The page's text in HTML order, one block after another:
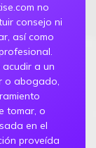
no
consejo ni
así como
a un
o abogado,
tomar, o
en el
proveída